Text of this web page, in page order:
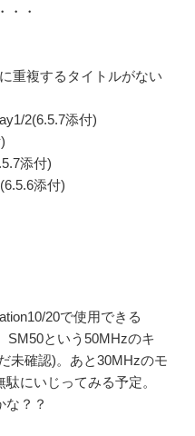
・・
重複するタイトルがない
2(6.5.7添付)
添付)
添付)
20で使用できる
SM50という50MHzのキ
未確認)。あと30MHzのモ
にいじってみる予定。
な？？